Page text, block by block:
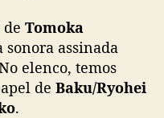
Tomoka
assinada
elenco, temos
de Baku/Ryohei
.